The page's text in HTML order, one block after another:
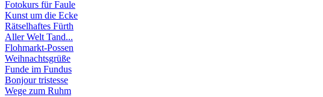
Fotokurs für Faule
Kunst um die Ecke
Rätselhaftes Fürth
Aller Welt Tand...
Flohmarkt-Possen
Weihnachtsgrüße
Funde im Fundus
Bonjour tristesse
Wege zum Ruhm